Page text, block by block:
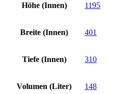
Höhe (Innen) 1195
Breite (Innen) 401
Tiefe (Innen) 310
Volumen (Liter) 148